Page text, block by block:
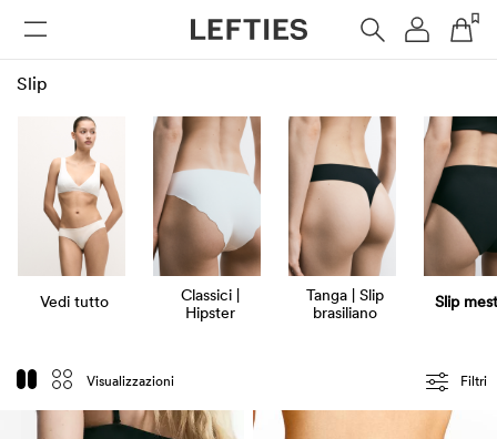
Slip
Visualizzazioni Filtri
Vedi tutto
Classici |
Hipster
Tanga | Slip
brasiliano
Slip